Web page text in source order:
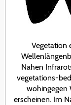
Vegetation
Nahen
vegetations-
wohingegen
erscheinen. Im